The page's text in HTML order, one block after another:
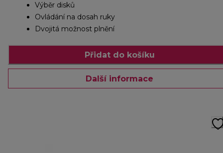
Výběr disků
Ovládání na dosah ruky
Dvojitá možnost plnění
Přidat do košíku
Další informace